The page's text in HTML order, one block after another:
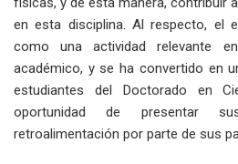
en esta disciplina. Al respecto, el
como una actividad relevante
académico, y se ha convertido en
estudiantes del Doctorado en
oportunidad de presentar
retroalimentación por parte de sus